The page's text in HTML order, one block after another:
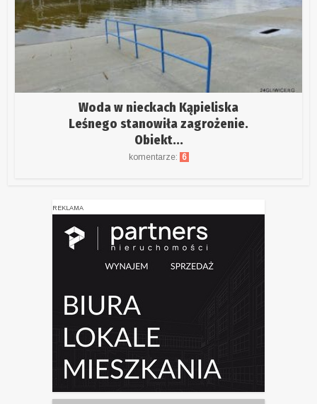
Woda w nieckach Kąpieliska
Leśnego stanowiła zagrożenie.
Obiekt...
komentarze: 6
REKLAMA